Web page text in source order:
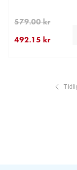
492.15 kr
579.00 kr